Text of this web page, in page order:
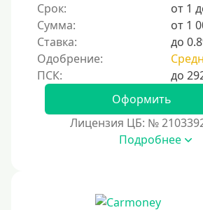
Срок:
от 1
Сумма:
от 1
Ставка:
до
Одобрение:
Оформить
Лицензия ЦБ: №
Подробнее